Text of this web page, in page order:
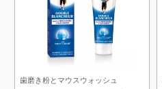
歯磨き粉とマウスウォッシュ